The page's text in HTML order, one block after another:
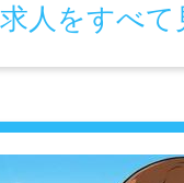
人をすべて